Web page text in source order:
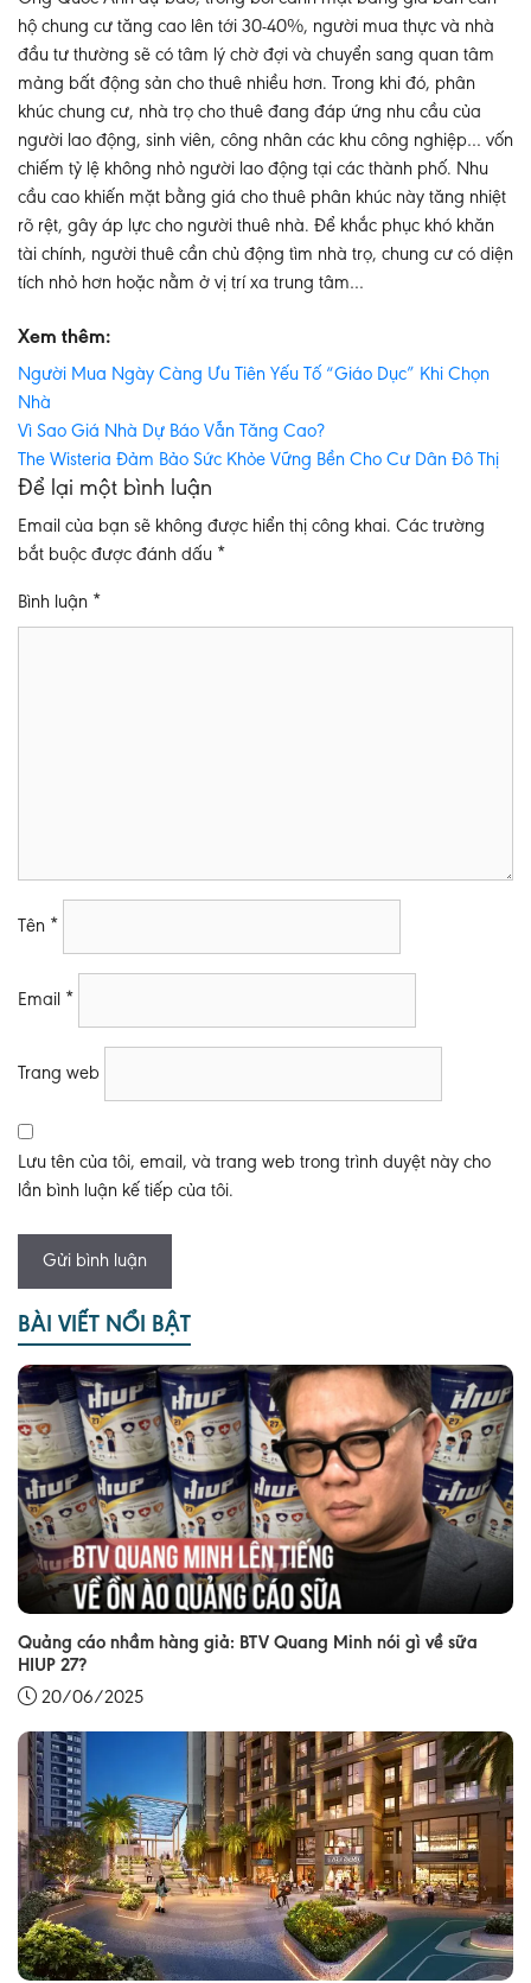
hộ chung cư tăng cao lên tới 30-40%, người mua thực và nhà
đầu tư thường sẽ có tâm lý chờ đợi và chuyển sang quan tâm
mảng bất động sản cho thuê nhiều hơn. Trong khi đó, phân
khúc chung cư, nhà trọ cho thuê đang đáp ứng nhu cầu của
người lao động, sinh viên, công nhân các khu công nghiệp… vốn
chiếm tỷ lệ không nhỏ người lao động tại các thành phố. Nhu
cầu cao khiến mặt bằng giá cho thuê phân khúc này tăng nhiệt
rõ rệt, gây áp lực cho người thuê nhà. Để khắc phục khó khăn
tài chính, người thuê cần chủ động tìm nhà trọ, chung cư có diện
tích nhỏ hơn hoặc nằm ở vị trí xa trung tâm…
Xem thêm:
Người Mua Ngày Càng Ưu Tiên Yếu Tố “Giáo Dục” Khi Chọn
Nhà
Vì Sao Giá Nhà Dự Báo Vẫn Tăng Cao?
The Wisteria Đảm Bảo Sức Khỏe Vững Bền Cho Cư Dân Đô Thị
Để lại một bình luận
Email của bạn sẽ không được hiển thị công khai. Các trường
bắt buộc được đánh dấu *
Bình luận *
Tên *
Email *
Trang web
Lưu tên của tôi, email, và trang web trong trình duyệt này cho
lần bình luận kế tiếp của tôi.
BÀI VIẾT NỔI BẬT
Quảng cáo nhầm hàng giả: BTV Quang Minh nói gì về sữa
HIUP 27?
20/06/2025